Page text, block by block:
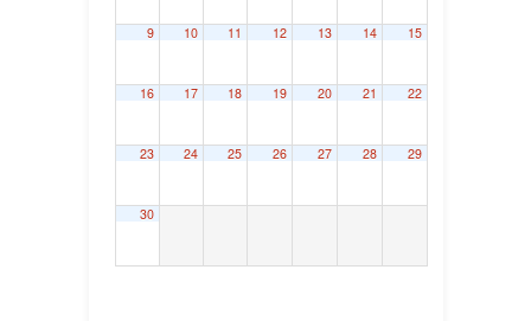
9 10 11 12 13 14 15
16 17 18 19 20 21 22
23 24 25 26 27 28 29
30